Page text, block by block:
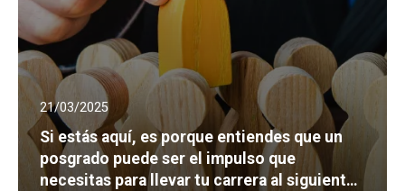
21/03/2025
Si estás aquí, es porque entiendes que un
posgrado puede ser el impulso que
necesitas para llevar tu carrera al siguiente